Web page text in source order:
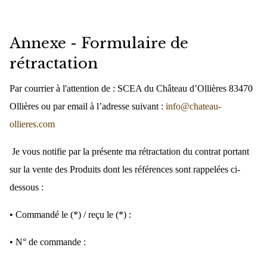
Annexe - Formulaire de
rétractation
Par courrier à l'attention de : SCEA du Château d’Ollières 83470
Ollières ou par email à l’adresse suivant : info@chateau-
ollieres.com
Je vous notifie par la présente ma rétractation du contrat portant
sur la vente des Produits dont les références sont rappelées ci-
dessous :
• Commandé le (*) / reçu le (*) :
• N° de commande :